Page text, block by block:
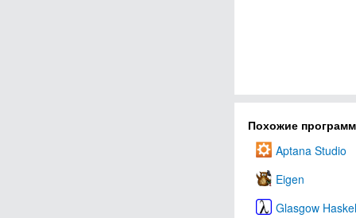
Похожие
Aptana Studio
Eigen
Glasgow